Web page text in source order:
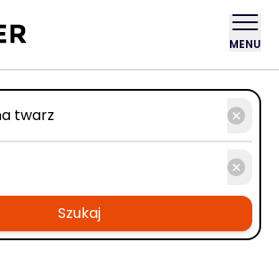
MENU
Szukaj